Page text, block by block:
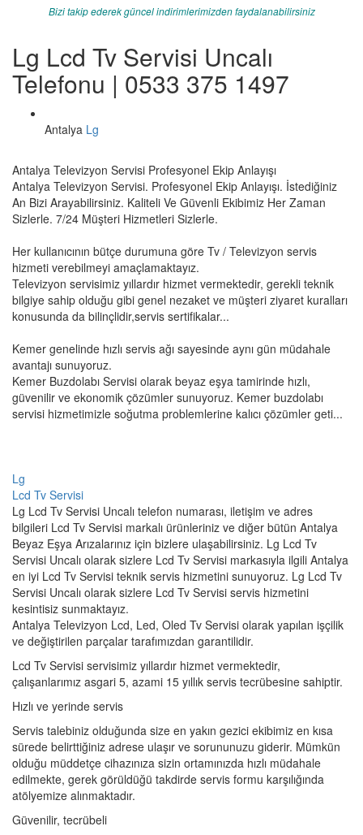
Bizi takip ederek güncel indirimlerimizden faydalanabilirsiniz
Lg Lcd Tv Servisi Uncalı
Telefonu | 0533 375 1497
Antalya Lg
Antalya Televizyon Servisi Profesyonel Ekip Anlayışı
Antalya Televizyon Servisi. Profesyonel Ekip Anlayışı. İstediğiniz
An Bizi Arayabilirsiniz. Kaliteli Ve Güvenli Ekibimiz Her Zaman
Sizlerle. 7/24 Müşteri Hizmetleri Sizlerle.
Her kullanıcının bütçe durumuna göre Tv / Televizyon servis
hizmeti verebilmeyi amaçlamaktayız.
Televizyon servisimiz yıllardır hizmet vermektedir, gerekli teknik
bilgiye sahip olduğu gibi genel nezaket ve müşteri ziyaret kuralları
konusunda da bilinçlidir,servis sertifikalar...
Kemer genelinde hızlı servis ağı sayesinde aynı gün müdahale
avantajı sunuyoruz.
Kemer Buzdolabı Servisi olarak beyaz eşya tamirinde hızlı,
güvenilir ve ekonomik çözümler sunuyoruz. Kemer buzdolabı
servisi hizmetimizle soğutma problemlerine kalıcı çözümler geti...
Lg
Lcd Tv Servisi
Lg Lcd Tv Servisi Uncalı telefon numarası, iletişim ve adres
bilgileri Lcd Tv Servisi markalı ürünleriniz ve diğer bütün Antalya
Beyaz Eşya Arızalarınız için bizlere ulaşabilirsiniz. Lg Lcd Tv
Servisi Uncalı olarak sizlere Lcd Tv Servisi markasıyla ilgili Antalya
en iyi Lcd Tv Servisi teknik servis hizmetini sunuyoruz. Lg Lcd Tv
Servisi Uncalı olarak sizlere Lcd Tv Servisi servis hizmetini
kesintisiz sunmaktayız.
Antalya Televizyon Lcd, Led, Oled Tv Servisi olarak yapılan işçilik
ve değiştirilen parçalar tarafımızdan garantilidir.
Lcd Tv Servisi servisimiz yıllardır hizmet vermektedir,
çalışanlarımız asgari 5, azami 15 yıllık servis tecrübesine sahiptir.
Hızlı ve yerinde servis
Servis talebiniz olduğunda size en yakın gezici ekibimiz en kısa
sürede belirttiğiniz adrese ulaşır ve sorununuzu giderir. Mümkün
olduğu müddetçe cihazınıza sizin ortamınızda hızlı müdahale
edilmekte, gerek görüldüğü takdirde servis formu karşılığında
atölyemize alınmaktadır.
Güvenilir, tecrübeli